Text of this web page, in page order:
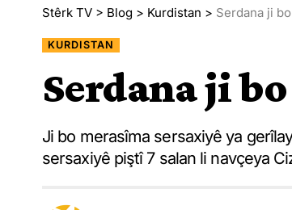
Stêrk TV > Blog > Kurdistan > Serdana ji
KURDISTAN
Serdana ji
Ji bo merasîma sersaxiyê ya
sersaxiyê piştî 7 salan li navçeya